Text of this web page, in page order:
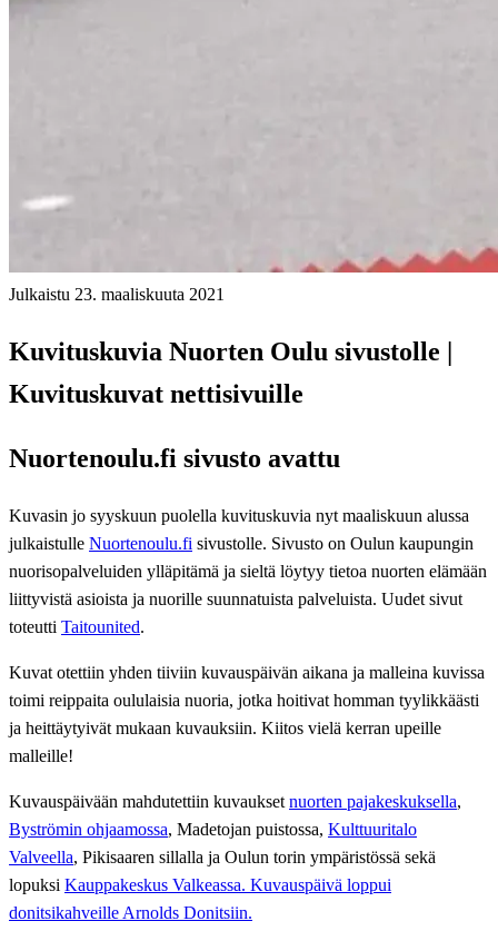
Julkaistu 23. maaliskuuta 2021
Kuvituskuvia Nuorten Oulu sivustolle |
Kuvituskuvat nettisivuille
Nuortenoulu.fi sivusto avattu
Kuvasin jo syyskuun puolella kuvituskuvia nyt maaliskuun alussa
julkaistulle Nuortenoulu.fi sivustolle. Sivusto on Oulun kaupungin
nuorisopalveluiden ylläpitämä ja sieltä löytyy tietoa nuorten elämään
liittyvistä asioista ja nuorille suunnatuista palveluista. Uudet sivut
toteutti Taitounited.
Kuvat otettiin yhden tiiviin kuvauspäivän aikana ja malleina kuvissa
toimi reippaita oululaisia nuoria, jotka hoitivat homman tyylikkäästi
ja heittäytyivät mukaan kuvauksiin. Kiitos vielä kerran upeille
malleille!
Kuvauspäivään mahdutettiin kuvaukset nuorten pajakeskuksella,
Byströmin ohjaamossa, Madetojan puistossa, Kulttuuritalo
Valveella, Pikisaaren sillalla ja Oulun torin ympäristössä sekä
lopuksi Kauppakeskus Valkeassa. Kuvauspäivä loppui
donitsikahveille Arnolds Donitsiin.